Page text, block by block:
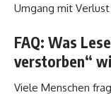
Umgang mit
FAQ: Was
verstorben“
Viele Menschen